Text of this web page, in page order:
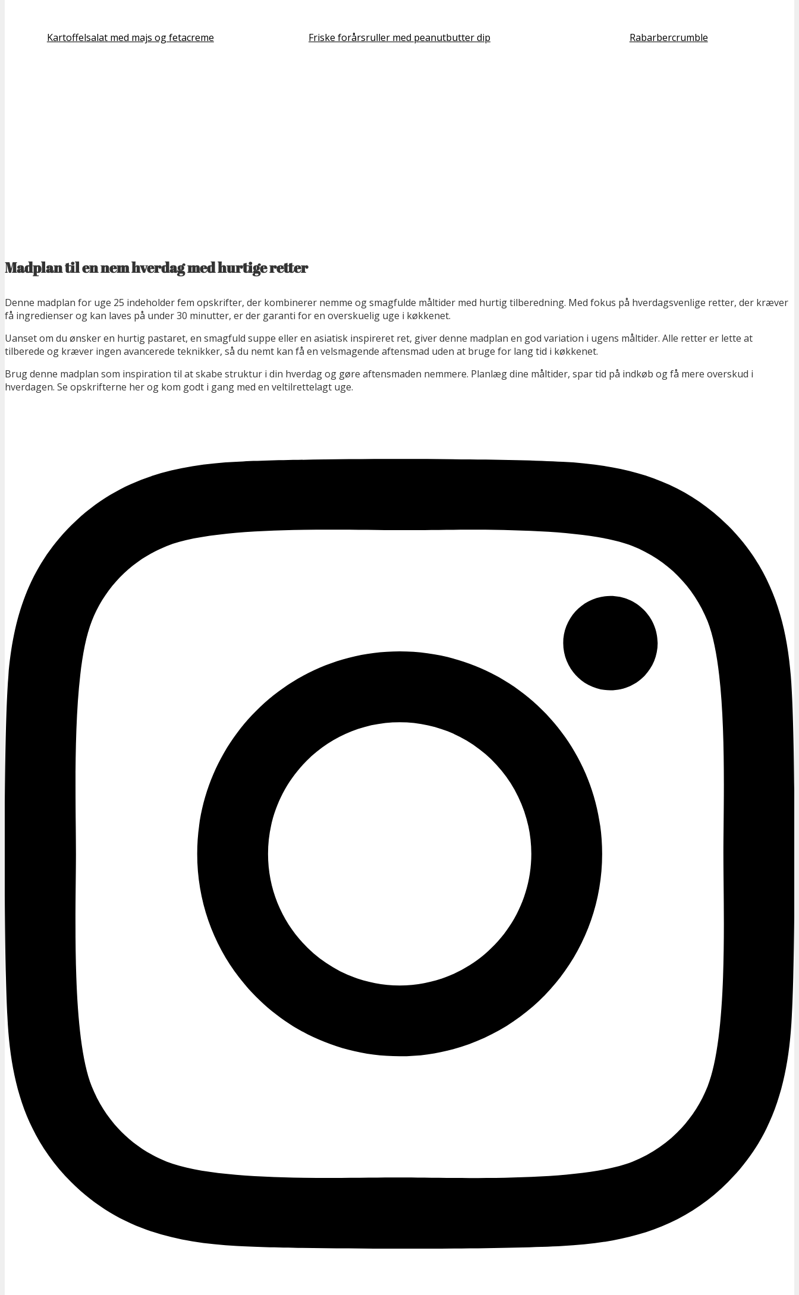
Kartoffelsalat med majs og fetacreme Friske forårsruller med peanutbutter dip Rabarbercrumble
Madplan til en nem hverdag med hurtige retter
Denne madplan for uge 25 indeholder fem opskrifter, der kombinerer nemme og smagfulde måltider med hurtig tilberedning. Med fokus på hverdagsvenlige retter, der kræver
få ingredienser og kan laves på under 30 minutter, er der garanti for en overskuelig uge i køkkenet.
Uanset om du ønsker en hurtig pastaret, en smagfuld suppe eller en asiatisk inspireret ret, giver denne madplan en god variation i ugens måltider. Alle retter er lette at
tilberede og kræver ingen avancerede teknikker, så du nemt kan få en velsmagende aftensmad uden at bruge for lang tid i køkkenet.
Brug denne madplan som inspiration til at skabe struktur i din hverdag og gøre aftensmaden nemmere. Planlæg dine måltider, spar tid på indkøb og få mere overskud i
hverdagen. Se opskrifterne her og kom godt i gang med en veltilrettelagt uge.